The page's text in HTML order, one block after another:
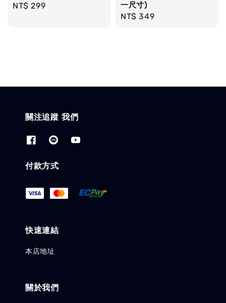
Regular
NT$ 299
一尺寸)
Regular
NT$ 349
關注追蹤 我們
付款方式
快速連結
本店地址
關於我們